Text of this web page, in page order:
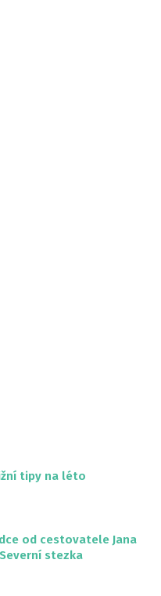
tipy na léto
od cestovatele Jana
stezka